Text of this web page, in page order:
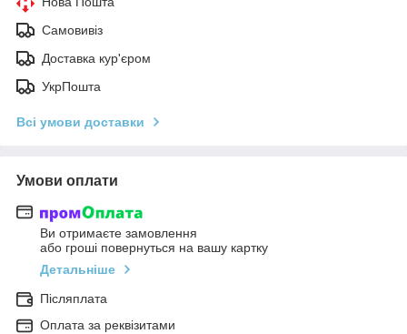
Самовивіз
Доставка кур'єром
УкрПошта
Всі умови доставки
Умови оплати
Ви отримаєте замовлення
або гроші повернуться на вашу картку
Детальніше
Післяплата
Оплата за реквізитами